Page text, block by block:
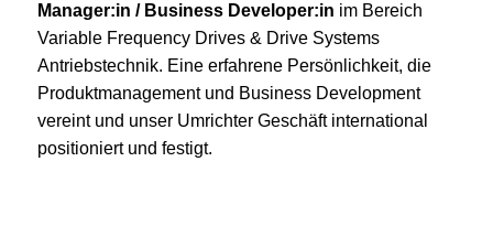
Manager:in / Business Developer:in im Bereich
Variable Frequency Drives & Drive Systems
Antriebstechnik. Eine erfahrene Persönlichkeit, die
Produktmanagement und Business Development
vereint und unser Umrichter Geschäft international
positioniert und festigt.